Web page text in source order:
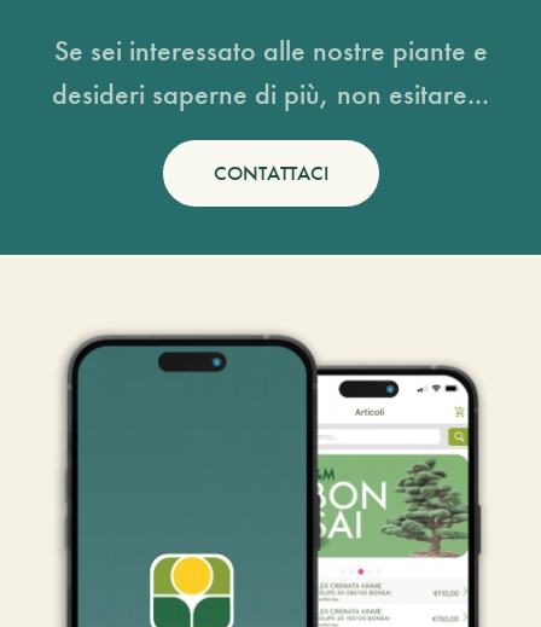
Se sei interessato alle nostre piante e
desideri saperne di più, non esitare...
CONTATTACI